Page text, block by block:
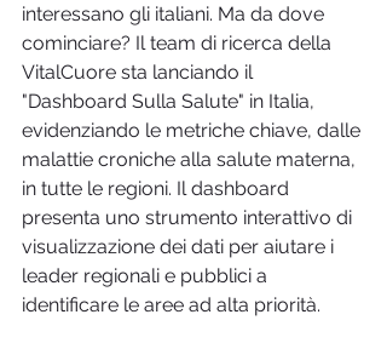
interessano gli italiani. Ma da dove
cominciare? Il team di ricerca della
VitalCuore sta lanciando il
"Dashboard Sulla Salute" in Italia,
evidenziando le metriche chiave, dalle
malattie croniche alla salute materna,
in tutte le regioni. Il dashboard
presenta uno strumento interattivo di
visualizzazione dei dati per aiutare i
leader regionali e pubblici a
identificare le aree ad alta priorità.